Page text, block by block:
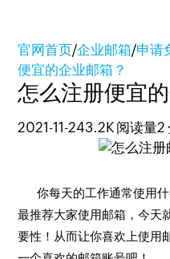
官网首页/企业邮箱/申请
便宜的企业邮箱？
怎么注册便宜
2021-11-243.2K 阅读量2
你每天的工作通常使用什
最推荐大家使用邮箱，今天
要性！从而让你喜欢上使用